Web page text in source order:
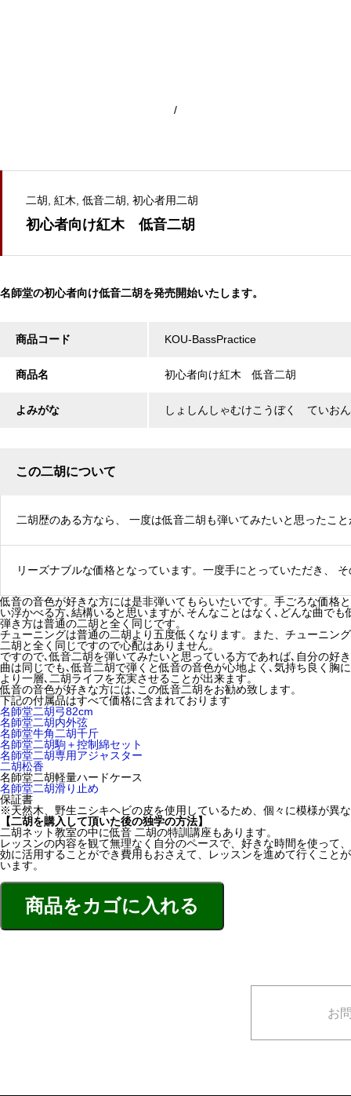
/
二胡 紅木 低音二胡 初心者用二胡
初心者向け紅木 低音二胡
名師堂の初心者向け低音二胡を発売開始いたします。
商品コード KOU-BassPractice
商品名 初心者向け紅木 低音二胡
よみがな しょしんしゃむけこうぼく ていお
この二胡について
二胡歴のある方なら、 一度は低音二胡も弾いてみたいと思ったこ
リーズナブルな価格となっています。一度手にとっていただき、
低音の音色が好きな方には是非弾いてもらいたいです。手ごろな価格
い浮かべる方､結構いると思いますが､そんなことはなく､どんな曲で
弾き方は普通の二胡と全く同じです。
チューニングは普通の二胡より五度低くなります。また、チューニン
二胡と全く同じですので心配はありません。
ですので､低音二胡を弾いてみたいと思っている方であれば､自分の好
曲は同じでも､低音二胡で弾くと低音の音色が心地よく､気持ち良く胸
より一層､二胡ライフを充実させることが出来ます。
低音の音色が好きな方には､この低音二胡をお勧め致します。
下記の付属品はすべて価格に含まれております
名師堂二胡弓82cm
名師堂二胡内外弦
名師堂牛角二胡千斤
名師堂二胡駒＋控制綿セット
名師堂二胡専用アジャスター
二胡松香
名師堂二胡軽量ハードケース
名師堂二胡滑り止め
保証書
※天然木、野生ニシキヘビの皮を使用しているため、個々に模様が異
【二胡を購入して頂いた後の独学の方法】
二胡ネット教室の中に低音 二胡の特訓講座もあります。
レッスンの内容を観て無理なく自分のペースで、好きな時間を使って
効に活用することができ費用もおさえて、レッスンを進めて行くこと
います。
お